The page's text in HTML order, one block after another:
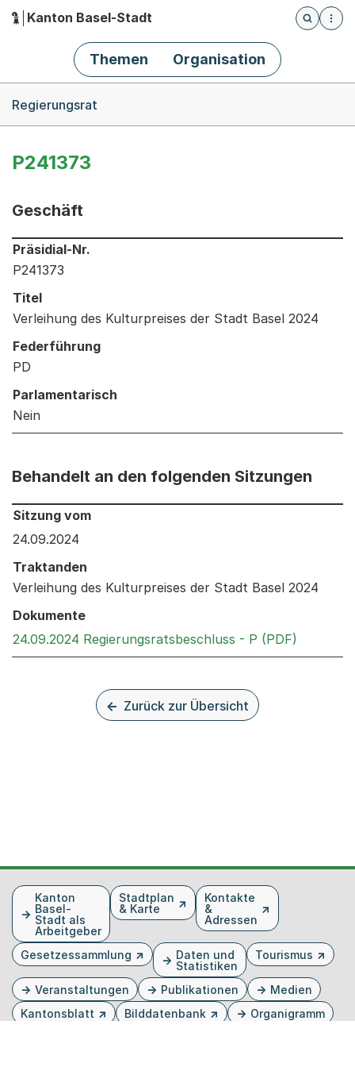
Hauptnavigation
Kanton Basel-Stadt
Öffnet
Themen Organisation
Regierungsrat
P241373
Geschäft
Informationen zum Ausgewählten Geschäft
Präsidial-Nr.
P241373
Titel
Verleihung des Kulturpreises der Stadt Basel 2024
Federführung
PD
Parlamentarisch
Nein
Behandelt an den folgenden Sitzungen
Behandelt an den folgenden Sitzungen: Informationen
Sitzung vom
24.09.2024
Traktanden
Verleihung des Kulturpreises der Stadt Basel 2024
Dokumente
24.09.2024 Regierungsratsbeschluss - P (PDF)
Zurück zur Übersicht
FusszeileKanton
Basel-
Stadt als
Arbeitgeber
Stadtplan
& Karte
Kontakte
&
Adressen
Gesetzessammlung
Daten und
Statistiken
Tourismus
Veranstaltungen Publikationen
Medien
Kantonsblatt
Bilddatenbank
Organigramm